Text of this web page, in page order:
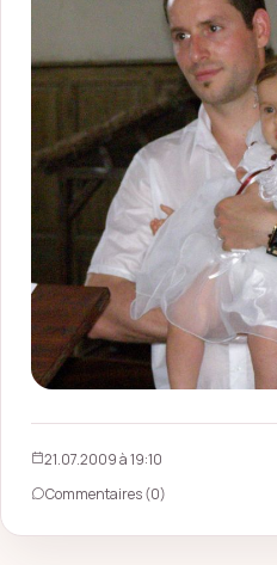
21.07.2009 à 19:10
Commentaires (0)